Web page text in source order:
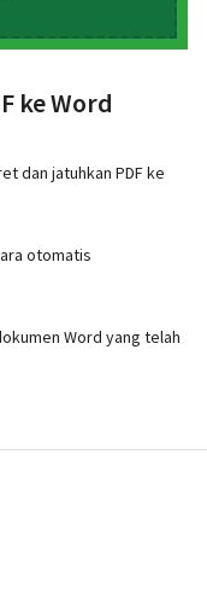
ke Word
dan jatuhkan PDF ke
otomatis
Word yang telah